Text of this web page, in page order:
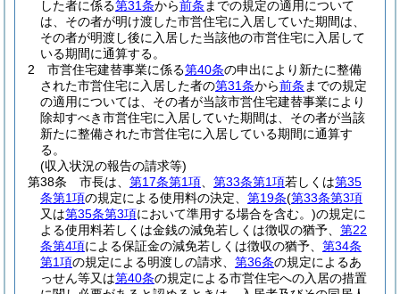
した者に係る第31条から前条 までの規定の適用について
は、その者が明け渡した市営住宅に入居していた期間は、
その者が明渡し後に入居した当該他の市営住宅に入居して
いる期間に通算する。
2
市営住宅建替事業に係る第40条の申出により新たに整備
された市営住宅に入居した者の第31条から前条 までの規定
の適用については、その者が当該市営住宅建替事業により
除却すべき市営住宅に入居していた期間は、その者が当該
新たに整備された市営住宅に入居している期間に通算す
る。
(収入状況の報告の請求等)
第38条
市長は、 第17条第1項 第33条第1項若しくは第35
条第1項の規定による使用料の決定、 第19条(第33条第3項
又は第35条第3項において準用する場合を含む。)の規定に
よる使用料若しくは金銭の減免若しくは徴収の猶予、 第22
条第4項による保証金の減免若しくは徴収の猶予、 第34条
第1項の規定による明渡しの請求、 第36条の規定によるあ
っせん等又は第40条の規定による市営住宅への入居の措置